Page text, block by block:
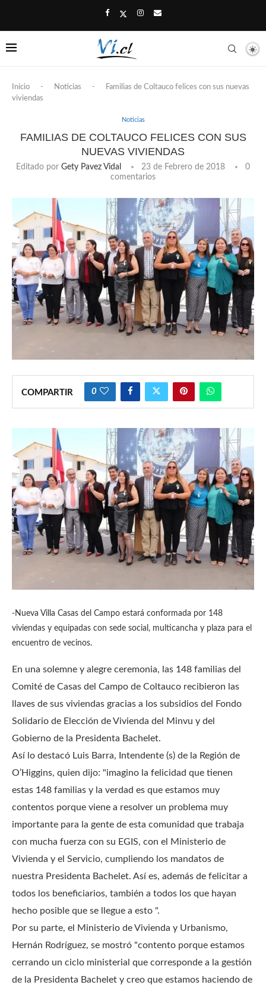
Inicio - Noticias -
Familias de Coltauco felices con sus nuevas
viviendas
Noticias
FAMILIAS DE COLTAUCO FELICES CON SUS
NUEVAS VIVIENDAS
Editado por Gety Pavez Vidal 23 de Febrero de 2018
0
comentarios
COMPARTIR 0
-Nueva Villa Casas del Campo estará conformada por 148
viviendas y equipadas con sede social, multicancha y plaza para el
encuentro de vecinos.
En una solemne y alegre ceremonia, las 148 familias del
Comité de Casas del Campo de Coltauco recibieron las
llaves de sus viviendas gracias a los subsidios del Fondo
Solidario de Elección de Vivienda del Minvu y del
Gobierno de la Presidenta Bachelet.
Así lo destacó Luis Barra, Intendente (s) de la Región de
O’Higgins, quien dijo: "imagino la felicidad que tienen
estas 148 familias y la verdad es que estamos muy
contentos porque viene a resolver un problema muy
importante para la gente de esta comunidad que trabaja
con mucha fuerza con su EGIS, con el Ministerio de
Vivienda y el Servicio, cumpliendo los mandatos de
nuestra Presidenta Bachelet. Así es, además de felicitar a
todos los beneficiarios, también a todos los que hayan
hecho posible que se llegue a esto ".
Por su parte, el Ministerio de Vivienda y Urbanismo,
Hernán Rodríguez, se mostró "contento porque estamos
cerrando un ciclo ministerial que corresponde a la gestión
de la Presidenta Bachelet y creo que estamos haciendo de